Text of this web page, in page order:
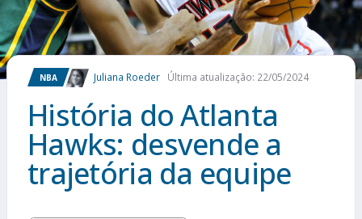
COMO APOSTAR
MAIS ESPORTES
NBA Juliana Roeder Última atualização: 22/05/2024
História do Atlanta
Hawks: desvende a
trajetória da equipe